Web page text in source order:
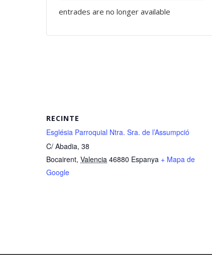
RECINTE
Església Parroquial Ntra. Sra. de l’Assumpció
C/ Abadia, 38
Bocairent, Valencia 46880 Espanya + Mapa de
Google
entrades are no longer available